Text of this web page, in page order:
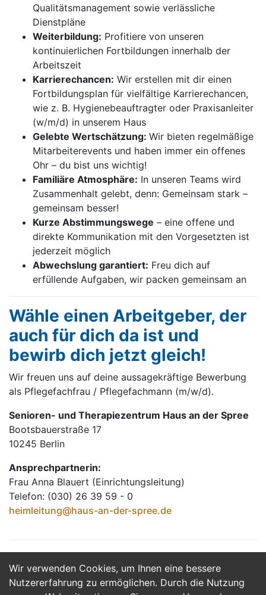
Wir verwenden Cookies, um Ihnen eine bessere
Nutzererfahrung zu ermöglichen. Durch die Nutzung
Qualitätsmanagement sowie verlässliche
Dienstpläne
Weiterbildung: Profitiere von unseren
kontinuierlichen Fortbildungen innerhalb der
Arbeitszeit
Karrierechancen: Wir erstellen mit dir einen
Fortbildungsplan für vielfältige Karrierechancen,
wie z. B. Hygienebeauftragter oder Praxisanleiter
(w/m/d) in unserem Haus
Gelebte Wertschätzung: Wir bieten regelmäßige
Mitarbeiterevents und haben immer ein offenes
Ohr – du bist uns wichtig!
Familiäre Atmosphäre: In unseren Teams wird
Zusammenhalt gelebt, denn: Gemeinsam stark –
gemeinsam besser!
Kurze Abstimmungswege – eine offene und
direkte Kommunikation mit den Vorgesetzten ist
jederzeit möglich
Abwechslung garantiert: Freu dich auf
erfüllende Aufgaben, wir packen gemeinsam an
Wähle einen Arbeitgeber, der
auch für dich da ist und
bewirb dich jetzt gleich!
Wir freuen uns auf deine aussagekräftige Bewerbung
als Pflegefachfrau / Pflegefachmann (m/w/d).
Senioren- und Therapiezentrum Haus an der Spree
Bootsbauerstraße 17
10245 Berlin
Ansprechpartnerin:
Frau Anna Blauert (Einrichtungsleitung)
Telefon: (030) 26 39 59 - 0
heimleitung@haus-an-der-spree.de
Jetzt Bewerben